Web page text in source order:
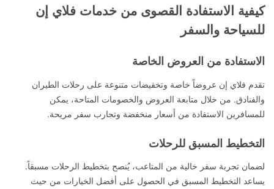
كيفية الاستفادة القصوى من خدمات فلاي إن
للسياحة والسفر
الاستفادة من العروض الخاصة
تقدم فلاي إن عروضاً خاصة وتخفيضات متنوعة على رحلات الطيران
والفنادق. من خلال متابعة العروض والخصومات المتاحة، يمكن
للمسافرين الاستفادة من أسعار منخفضة وتجارب سفر مريحة.
التخطيط المسبق للرحلات
لضمان تجربة سفر خالية من المتاعب، يُنصح بتخطيط الرحلات مسبقاً.
يساعد التخطيط المسبق في الحصول على أفضل الخيارات من حيث